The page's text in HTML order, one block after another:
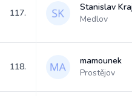
117.
Stanislav
Medlov
118.
mamounek
Prostějov